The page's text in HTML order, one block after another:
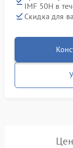
IMF 50H в
Скидка для